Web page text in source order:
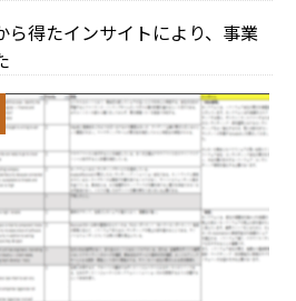
得たインサイトにより、事業